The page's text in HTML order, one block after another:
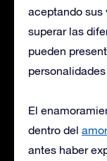
aceptando sus
superar las
pueden
El
dentro del amor
antes haber